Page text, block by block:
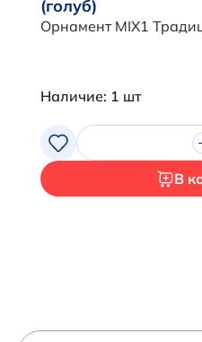
(голуб)
Орнамент MIX1
Наличие: 1 шт
В